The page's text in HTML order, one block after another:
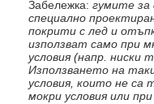
Забележка: гумите за
специално
покрити с лед и
използват само при
условия (напр. ниски
Използването на
условия, които не са
мокри условия или